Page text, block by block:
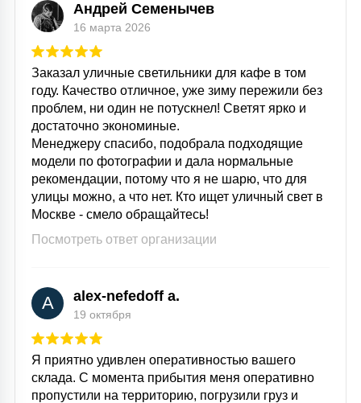
Андрей Семенычев
16 марта 2026
Заказал уличные светильники для кафе в том
году. Качество отличное, уже зиму пережили без
проблем, ни один не потускнел! Светят ярко и
достаточно экономиные.
Менеджеру спасибо, подобрала подходящие
модели по фотографии и дала нормальные
рекомендации, потому что я не шарю, что для
улицы можно, а что нет. Кто ищет уличный свет в
Москве - смело обращайтесь!
Посмотреть ответ организации
A alex-nefedoff a.
19 октября
Я приятно удивлен оперативностью вашего
склада. С момента прибытия меня оперативно
пропустили на территорию, погрузили груз и